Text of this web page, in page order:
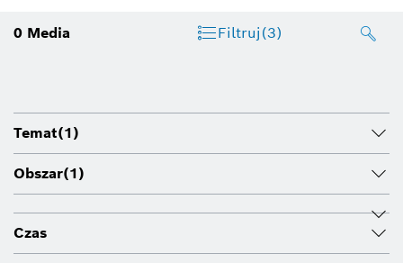
0 Media Filtruj(3)
Temat(1)
Obszar(1)
Czas